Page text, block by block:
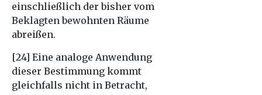
einschließlich der bisher vom
Beklagten bewohnten Räume
abreißen.
[24] Eine analoge Anwendung
dieser Bestimmung kommt
gleichfalls nicht in Betracht,